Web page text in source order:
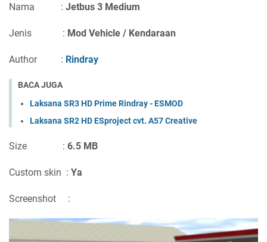
Nama : Jetbus 3 Medium
Jenis : Mod Vehicle / Kendaraan
Author : Rindray
BACA JUGA
Laksana SR3 HD Prime Rindray - ESMOD
Laksana SR2 HD ESproject cvt. A57 Creative
Size : 6.5 MB
Custom skin : Ya
Screenshot :